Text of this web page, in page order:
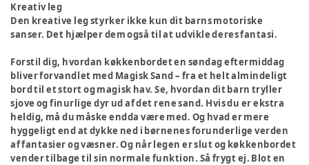
Kreativ leg
Den kreative leg styrker ikke kun dit barns motoriske
sanser. Det hjælper dem også til at udvikle deres fantasi.
Forstil dig, hvordan køkkenbordet en søndag eftermiddag
bliver forvandlet med Magisk Sand – fra et helt almindeligt
bord til et stort og magisk hav. Se, hvordan dit barn tryller
sjove og finurlige dyr ud af det rene sand. Hvis du er ekstra
heldig, må du måske endda være med. Og hvad er mere
hyggeligt end at dykke ned i børnenes forunderlige verden
af fantasier og væsner. Og når legen er slut og køkkenbordet
vender tilbage til sin normale funktion. Så frygt ej. Blot en